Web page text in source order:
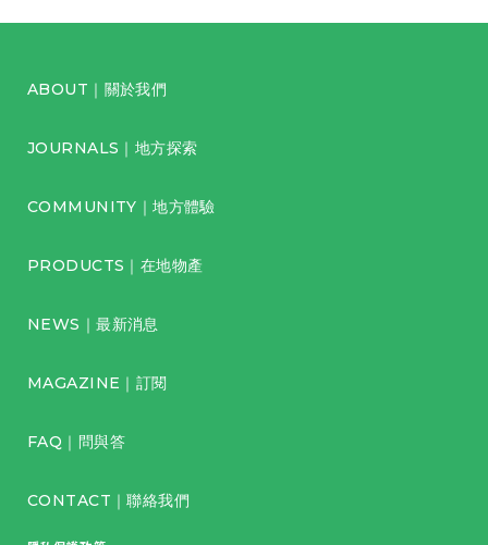
ABOUT｜關於我們
JOURNALS｜地方探索
COMMUNITY｜地方體驗
PRODUCTS｜在地物產
NEWS｜最新消息
MAGAZINE｜訂閱
FAQ｜問與答
CONTACT｜聯絡我們